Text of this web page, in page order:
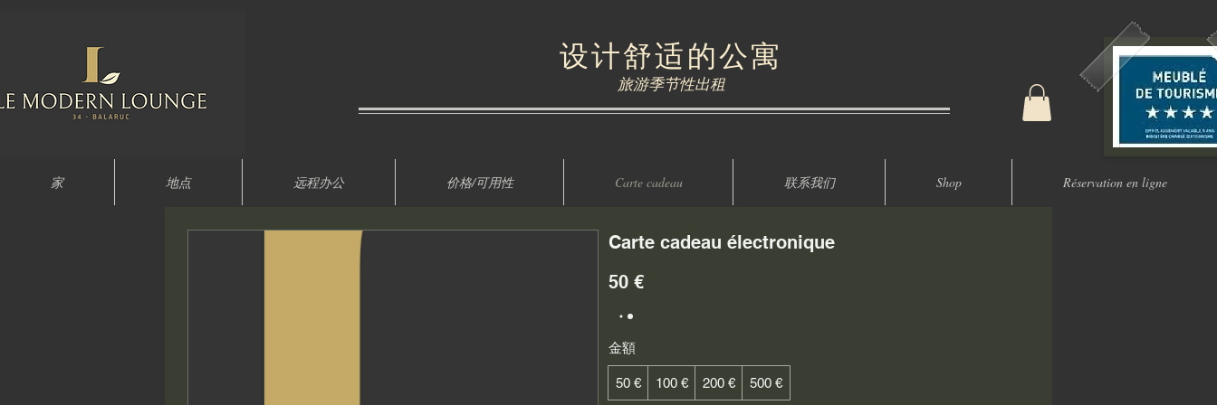
设计舒适的公寓
旅游季节性出租
家 地点 远程办公 价格/可用性 Carte cadeau 联系我们 Shop Réservation en ligne
Carte cadeau électronique
50 €
金額
50 € 100 € 200 € 500 €